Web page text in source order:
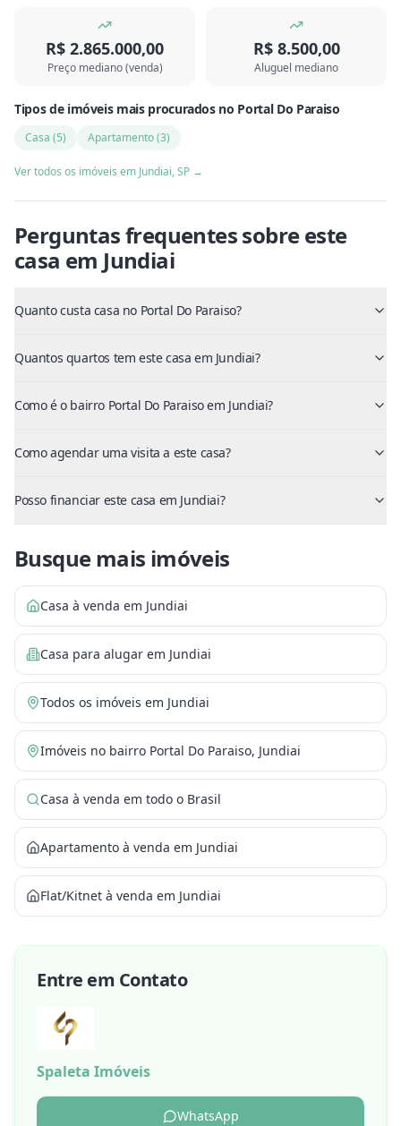
R$ 2.865.000,00
Preço mediano (venda)
R$ 8.500,00
Aluguel mediano
Tipos de imóveis mais procurados no Portal Do Paraiso
Casa (5) Apartamento(3)
Ver todos os imóveis em Jundiai,SP →
Perguntas frequentes sobre este
casa em Jundiai
Quanto custa casa no Portal Do Paraiso?
Quantos quartos tem este casa em Jundiai?
Como é o bairro Portal Do Paraiso em Jundiai?
Como agendar uma visita a este casa?
Posso financiar este casa em Jundiai?
Busque mais imóveis
Casa à venda em Jundiai
Casa para alugar em Jundiai
Todos os imóveis em Jundiai
Imóveis no bairro Portal Do Paraiso, Jundiai
Casa à venda em todo o Brasil
Apartamento à venda em Jundiai
Flat/Kitnet à venda em Jundiai
Entre em Contato
Spaleta Imóveis
WhatsApp